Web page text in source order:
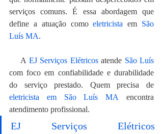
serviços comuns. É essa abordagem que
define a atuação como eletricista em São
Luís MA.
    A
EJ Serviços Elétricos atende São Luís
com foco em confiabilidade e durabilidade
eletricista em São Luís MA
encontra
atendimento profissional.
EJ Serviços Elétricos